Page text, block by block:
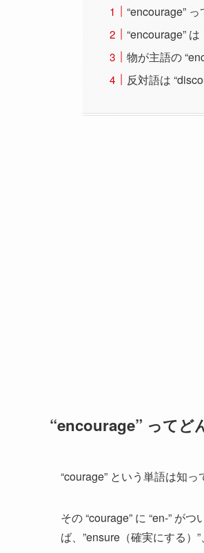
“encourage”
“encourage”
物が主語の
反対語は
“encourage” ってど
“courage” という単語は知
その “courage” に “en-” が
ば、”ensure（確実にする）